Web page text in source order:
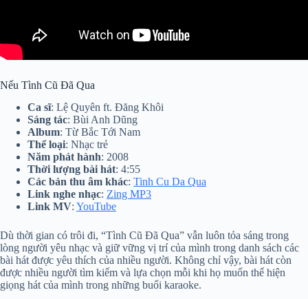
Nếu Tình Cũ Đã Qua
Ca sĩ: Lệ Quyên ft. Đăng Khôi
Sáng tác: Bùi Anh Dũng
Album: Từ Bắc Tới Nam
Thể loại: Nhạc trẻ
Năm phát hành: 2008
Thời lượng bài hát: 4:55
Các bản thu âm khác: Tinh Cu Da Qua
Link nghe nhạc: Zing MP3
Link MV: YouTube
Dù thời gian có trôi đi, “Tình Cũ Đã Qua” vẫn luôn tỏa sáng trong
lòng người yêu nhạc và giữ vững vị trí của mình trong danh sách các
bài hát được yêu thích của nhiều người. Không chỉ vậy, bài hát còn
được nhiều người tìm kiếm và lựa chọn mỗi khi họ muốn thể hiện
giọng hát của mình trong những buổi karaoke.